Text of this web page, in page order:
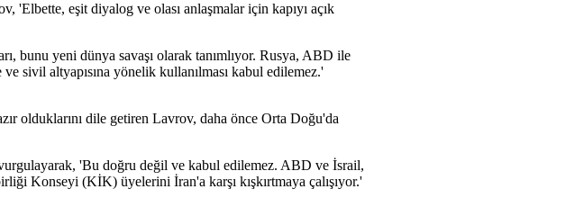
'Elbette, eşit diyalog ve olası anlaşmalar için kapıyı açık
bunu yeni dünya savaşı olarak tanımlıyor. Rusya, ABD ile
sivil altyapısına yönelik kullanılması kabul edilemez.'
olduklarını dile getiren Lavrov, daha önce Orta Doğu'da
'Bu doğru değil ve kabul edilemez. ABD ve İsrail,
Konseyi (KİK) üyelerini İran'a karşı kışkırtmaya çalışıyor.'